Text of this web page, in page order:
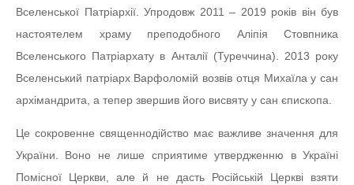
Вселенської Патріархії. Упродовж 2011 – 2019 років він був
настоятелем храму преподобного Аліпія Стовпника
Вселенського Патріархату в Анталії (Туреччина). 2013 року
Вселенський патріарх Варфоломій возвів отця Михаїла у сан
архімандрита, а тепер звершив його висвяту у сан єпископа.
Це сокровенне священнодійство має важливе значення для
України. Воно не лише сприятиме утвердженню в Україні
Помісної Церкви, але й не дасть Російській Церкві взяти